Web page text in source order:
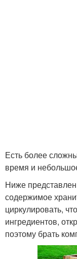
Есть более
время и
Ниже
содержимое
циркулировать,
ингредиентов,
поэтому брать